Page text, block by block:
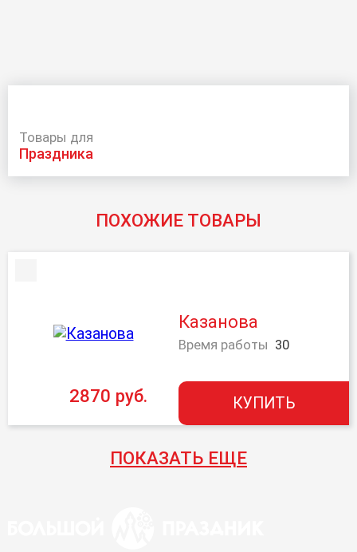
Товары для
праздника
ПОХОЖИЕ ТОВАРЫ
Казанова
Время работы 30
2870 руб. КУПИТЬ
ПОКАЗАТЬ ЕЩЕ